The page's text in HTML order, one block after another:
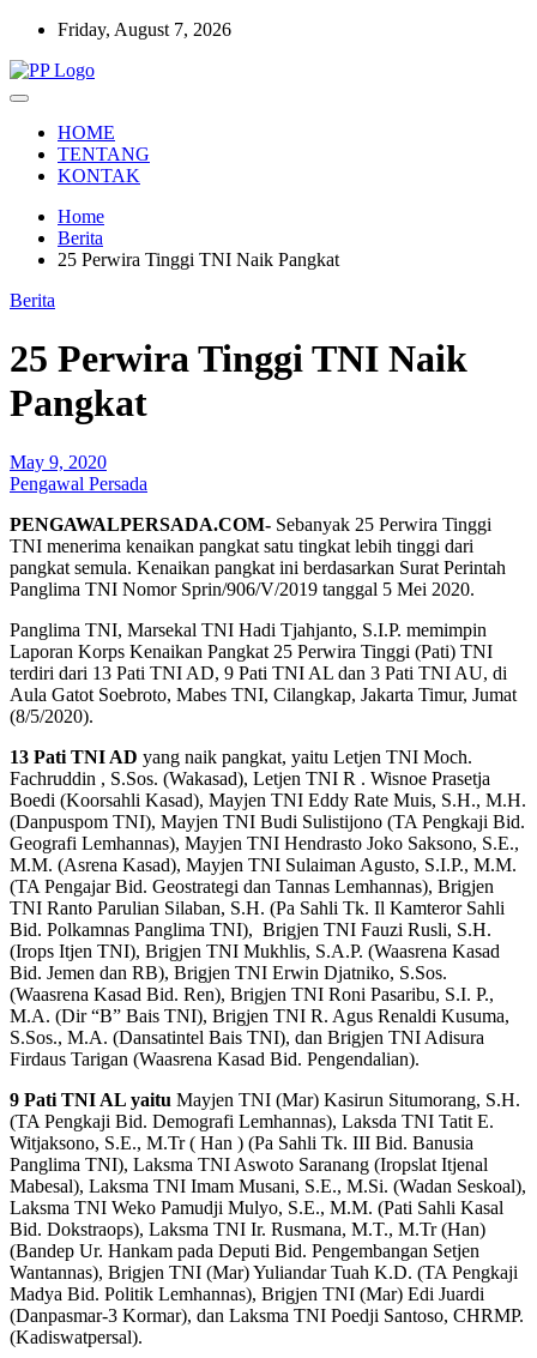
Skip
content
Friday, August 7, 2026
Pengawal Persada
HOME
TENTANG
KONTAK
Home
Berita
25 Perwira Tinggi TNI Naik Pangkat
Berita
25 Perwira Tinggi TNI Naik
Pangkat
May 9, 2020
Pengawal Persada
PENGAWALPERSADA.COM- Sebanyak 25 Perwira Tinggi
TNI menerima kenaikan pangkat satu tingkat lebih tinggi dari
pangkat semula. Kenaikan pangkat ini berdasarkan Surat Perintah
Panglima TNI Nomor Sprin/906/V/2019 tanggal 5 Mei 2020.
Panglima TNI, Marsekal TNI Hadi Tjahjanto, S.I.P. memimpin
Laporan Korps Kenaikan Pangkat 25 Perwira Tinggi (Pati) TNI
terdiri dari 13 Pati TNI AD, 9 Pati TNI AL dan 3 Pati TNI AU, di
Aula Gatot Soebroto, Mabes TNI, Cilangkap, Jakarta Timur, Jumat
(8/5/2020).
13 Pati TNI AD yang naik pangkat, yaitu Letjen TNI Moch.
Fachruddin , S.Sos. (Wakasad), Letjen TNI R . Wisnoe Prasetja
Boedi (Koorsahli Kasad), Mayjen TNI Eddy Rate Muis, S.H., M.H.
(Danpuspom TNI), Mayjen TNI Budi Sulistijono (TA Pengkaji Bid.
Geografi Lemhannas), Mayjen TNI Hendrasto Joko Saksono, S.E.,
M.M. (Asrena Kasad), Mayjen TNI Sulaiman Agusto, S.I.P., M.M.
(TA Pengajar Bid. Geostrategi dan Tannas Lemhannas), Brigjen
TNI Ranto Parulian Silaban, S.H. (Pa Sahli Tk. Il Kamteror Sahli
Bid. Polkamnas Panglima TNI), Brigjen TNI Fauzi Rusli, S.H.
(Irops Itjen TNI), Brigjen TNI Mukhlis, S.A.P. (Waasrena Kasad
Bid. Jemen dan RB), Brigjen TNI Erwin Djatniko, S.Sos.
(Waasrena Kasad Bid. Ren), Brigjen TNI Roni Pasaribu, S.I. P.,
M.A. (Dir “B” Bais TNI), Brigjen TNI R. Agus Renaldi Kusuma,
S.Sos., M.A. (Dansatintel Bais TNI), dan Brigjen TNI Adisura
Firdaus Tarigan (Waasrena Kasad Bid. Pengendalian).
9 Pati TNI AL yaitu Mayjen TNI (Mar) Kasirun Situmorang, S.H.
(TA Pengkaji Bid. Demografi Lemhannas), Laksda TNI Tatit E.
Witjaksono, S.E., M.Tr ( Han ) (Pa Sahli Tk. III Bid. Banusia
Panglima TNI), Laksma TNI Aswoto Saranang (Iropslat Itjenal
Mabesal), Laksma TNI Imam Musani, S.E., M.Si. (Wadan Seskoal),
Laksma TNI Weko Pamudji Mulyo, S.E., M.M. (Pati Sahli Kasal
Bid. Dokstraops), Laksma TNI Ir. Rusmana, M.T., M.Tr (Han)
(Bandep Ur. Hankam pada Deputi Bid. Pengembangan Setjen
Wantannas), Brigjen TNI (Mar) Yuliandar Tuah K.D. (TA Pengkaji
Madya Bid. Politik Lemhannas), Brigjen TNI (Mar) Edi Juardi
(Danpasmar-3 Kormar), dan Laksma TNI Poedji Santoso, CHRMP.
(Kadiswatpersal).